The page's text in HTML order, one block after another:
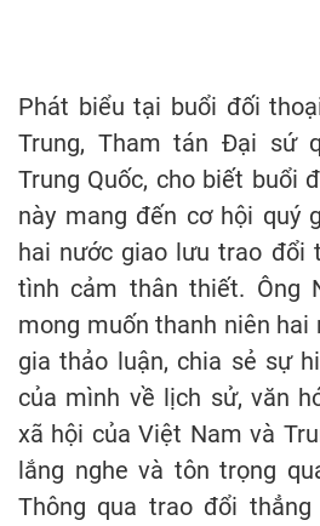
Phát biểu tại buổi đối
Trung, Tham tán Đại sứ
Trung Quốc, cho biết buổi
này mang đến cơ hội quý
hai nước giao lưu trao đổi
tình cảm thân thiết. Ông
mong muốn thanh niên
gia thảo luận, chia sẻ sự
của mình về lịch sử, văn
xã hội của Việt Nam và
lắng nghe và tôn trọng
Thông qua trao đổi